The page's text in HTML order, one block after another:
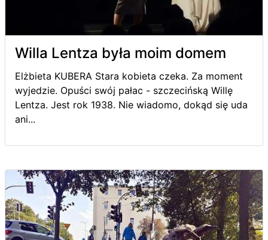
Willa Lentza była moim domem
Elżbieta KUBERA Stara kobieta czeka. Za moment
wyjedzie. Opuści swój pałac - szczecińską Willę
Lentza. Jest rok 1938. Nie wiadomo, dokąd się uda
ani...